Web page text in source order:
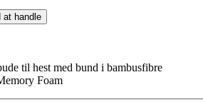
handle
til hest med bund i bambusfibre
Foam